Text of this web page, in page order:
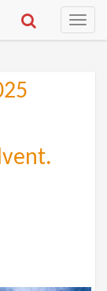
Toggle